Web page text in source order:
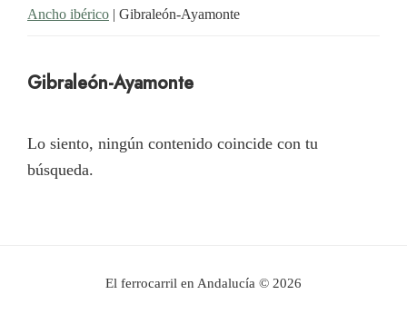
en
Ancho ibérico | Gibraleón-Ayamonte
Gibraleón-Ayamonte
Lo siento, ningún contenido coincide con tu
búsqueda.
El ferrocarril en Andalucía © 2026